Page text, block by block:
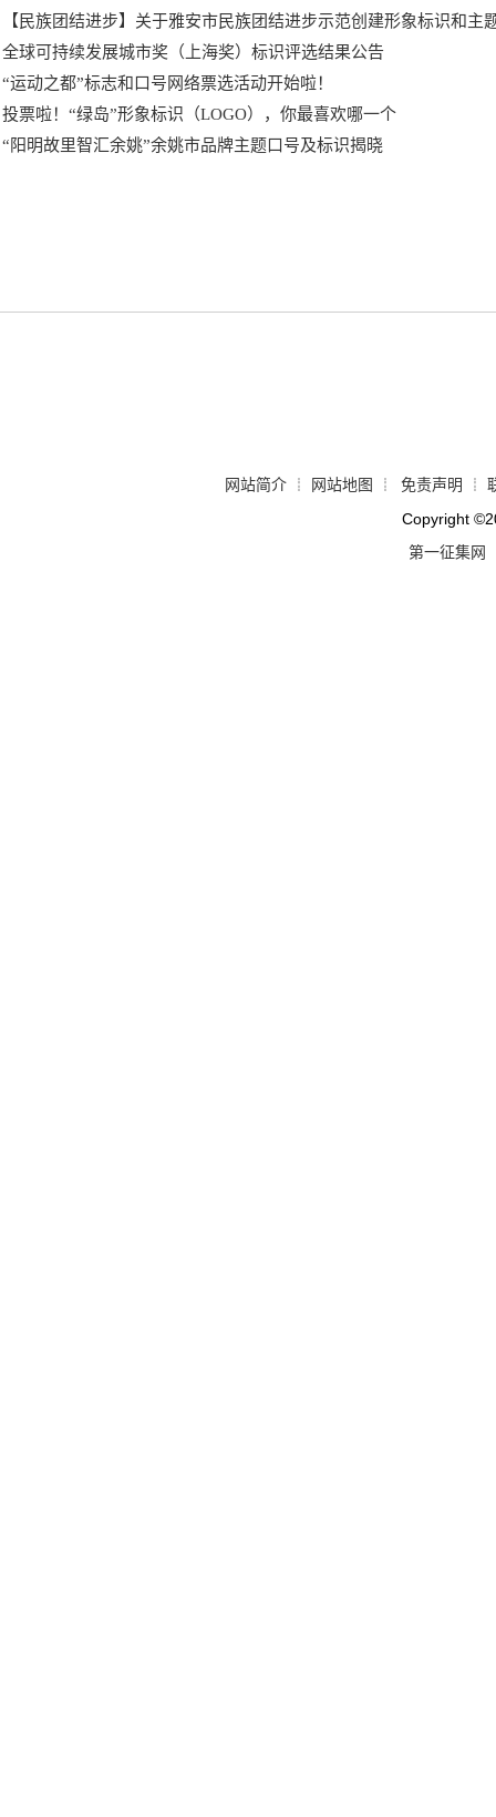
【民族团结进步】关于雅安市民族团结进步示范创建形象标识和主
全球可持续发展城市奖（上海奖）标识评选结果公告
“运动之都”标志和口号网络票选活动开始啦！
投票啦！“绿岛”形象标识（LOGO），你最喜欢哪一个
“阳明故里智汇余姚”余姚市品牌主题口号及标识揭晓
网站简介 ┊ 网站地图 ┊ 免责声明 ┊
Copyright ©
第一征集网